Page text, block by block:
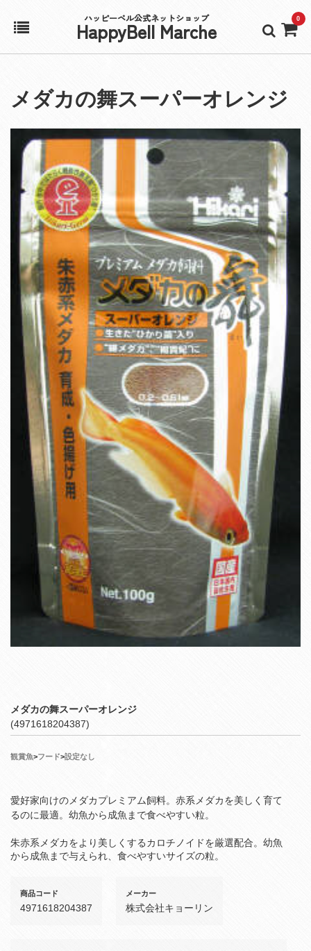
ハッピーベル公式ネットショップ
HappyBell Marche 0
アカウント
カート
メダカの舞スーパーオレンジ
メダカの舞スーパーオレンジ
(4971618204387)
観賞魚>フード>設定なし
愛好家向けのメダカプレミアム飼料。赤系メダカを美しく育て
るのに最適。幼魚から成魚まで食べやすい粒。
朱赤系メダカをより美しくするカロチノイドを厳選配合。幼魚
から成魚まで与えられ、食べやすいサイズの粒。
商品コード
4971618204387
メーカー
株式会社キョーリン